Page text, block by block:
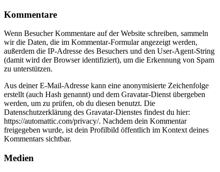
Kommentare
Wenn Besucher Kommentare auf der Website schreiben, sammeln
wir die Daten, die im Kommentar-Formular angezeigt werden,
außerdem die IP-Adresse des Besuchers und den User-Agent-String
(damit wird der Browser identifiziert), um die Erkennung von Spam
zu unterstützen.
Aus deiner E-Mail-Adresse kann eine anonymisierte Zeichenfolge
erstellt (auch Hash genannt) und dem Gravatar-Dienst übergeben
werden, um zu prüfen, ob du diesen benutzt. Die
Datenschutzerklärung des Gravatar-Dienstes findest du hier:
https://automattic.com/privacy/. Nachdem dein Kommentar
freigegeben wurde, ist dein Profilbild öffentlich im Kontext deines
Kommentars sichtbar.
Medien